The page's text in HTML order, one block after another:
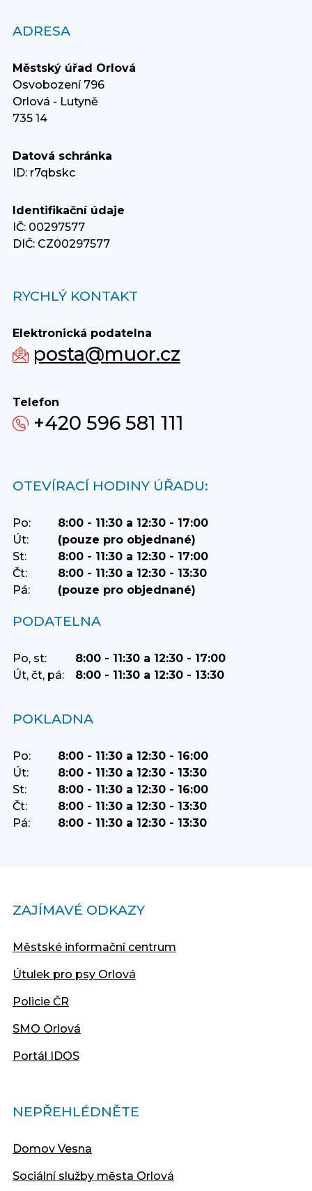
ADRESA
Městský úřad Orlová
Osvobození 796
Orlová - Lutyně
735 14
Datová schránka
ID: r7qbskc
Identifikační údaje
IČ: 00297577
DIČ: CZ00297577
RYCHLÝ KONTAKT
Elektronická podatelna
posta@muor.cz
Telefon
+420 596 581 111
OTEVÍRACÍ HODINY ÚŘADU:
Po:
8:00 - 11:30 a 12:30 - 17:00
Út:
(pouze pro objednané)
St:
8:00 - 11:30 a 12:30 - 17:00
Čt:
8:00 - 11:30 a 12:30 - 13:30
Pá:
(pouze pro objednané)
PODATELNA
Po, st:
8:00 - 11:30 a 12:30 - 17:00
Út, čt, pá:
8:00 - 11:30 a 12:30 - 13:30
POKLADNA
Po:
8:00 - 11:30 a 12:30 - 16:00
Út:
8:00 - 11:30 a 12:30 - 13:30
St:
8:00 - 11:30 a 12:30 - 16:00
Čt:
8:00 - 11:30 a 12:30 - 13:30
Pá:
8:00 - 11:30 a 12:30 - 13:30
ZAJÍMAVÉ ODKAZY
Městské informační centrum
Útulek pro psy Orlová
Policie ČR
SMO Orlová
Portál IDOS
NEPŘEHLÉDNĚTE
Domov Vesna
Sociální služby města Orlová